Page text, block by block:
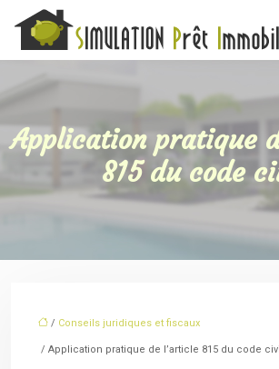
Application pratique
815 du code
/ Conseils juridiques et fiscaux
/ Application pratique de l’article 815 du code